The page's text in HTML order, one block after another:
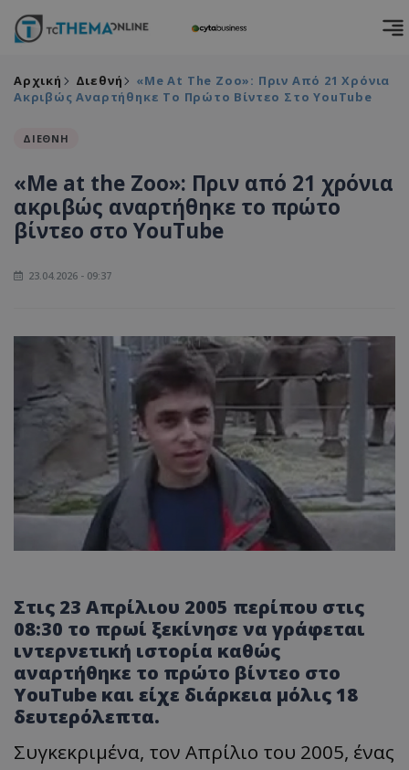
Αρχική Διεθνή
«Me At The Zoo»: Πριν Από 21 Χρόνια
Ακριβώς Αναρτήθηκε Το Πρώτο Βίντεο Στο YouTube
ΔΙΕΘΝΗ
«Me at the Zoo»: Πριν από 21 χρόνια
ακριβώς αναρτήθηκε το πρώτο
βίντεο στο YouTube
23.04.2026 - 09:37
Στις 23 Απρίλιου 2005 περίπου στις
08:30 το πρωί ξεκίνησε να γράφεται
ιντερνετική ιστορία καθώς
αναρτήθηκε το πρώτο βίντεο στο
YouTube και είχε διάρκεια μόλις 18
δευτερόλεπτα.
Συγκεκριμένα, τον Απρίλιο του 2005, ένας